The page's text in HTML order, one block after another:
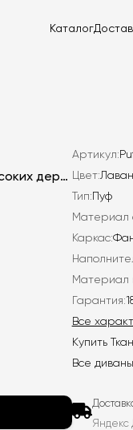
Каталог
Пуф Флоренция мягкий, круглый на высоких деревянных ножках
Артикул:
Цвет:
Тип:Пуф
Материал
Каркас:
Материал
Гарантия:
Все
Купить
Все
Яндекс